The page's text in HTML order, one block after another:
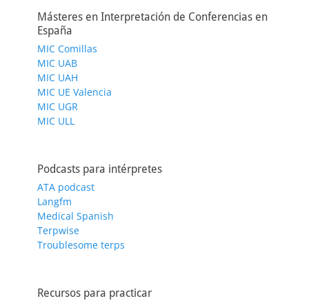
Másteres en Interpretación de Conferencias en
España
MIC Comillas
MIC UAB
MIC UAH
MIC UE Valencia
MIC UGR
MIC ULL
Podcasts para intérpretes
ATA podcast
Langfm
Medical Spanish
Terpwise
Troublesome terps
Recursos para practicar